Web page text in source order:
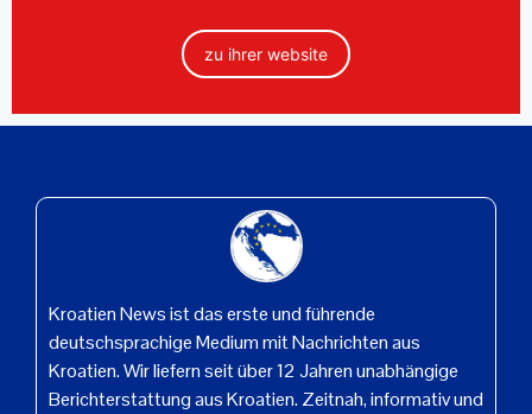
zu ihrer website
Kroatien News ist das erste und führende
deutschsprachige Medium mit Nachrichten aus
Kroatien. Wir liefern seit über 12 Jahren unabhängige
Berichterstattung aus Kroatien. Zeitnah, informativ und